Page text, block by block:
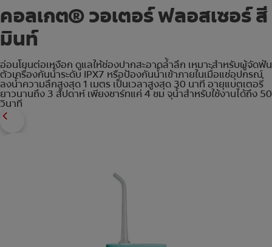
คอลเกต® วอเตอร์ ฟลอสเซอร์ สี
มินท์
อ่อนโยนต่อเหงือก ดูแลให้ช่องปากสะอาดล้ำลึก เหมาะสำหรับผู้จัดฟัน
ตัวเครื่องกันน้ำระดับ IPX7 หรือป้องกันน้ำเข้าภายในเมื่อแช่อุปกรณ์
ลงน้ำความลึกสูงสุด 1 เมตร เป็นเวลาสูงสุด 30 นาที อายุแบตเตอรี่
ยาวนานถึง 3 สัปดาห์ เพียงชาร์ทแค่ 4 ชม จุน้ำสำหรับใช้งานได้ถึง 50
วินาที